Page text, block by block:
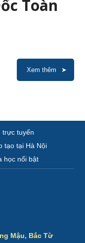
Toàn
Xem thêm
trực tuyến
tạo tại Hà Nội
học nổi bật
Mậu, Bắc Từ